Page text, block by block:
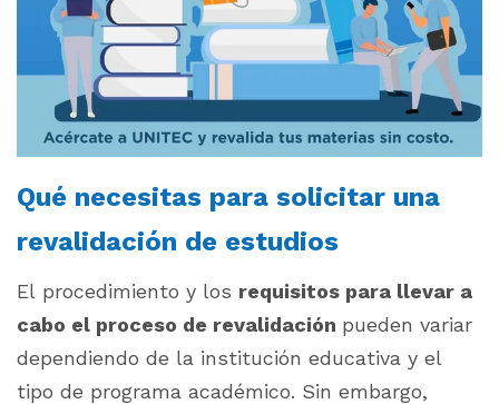
Qué necesitas para solicitar una
revalidación de estudios
El procedimiento y los requisitos para llevar a
cabo el proceso de revalidación pueden variar
dependiendo de la institución educativa y el
tipo de programa académico. Sin embargo,